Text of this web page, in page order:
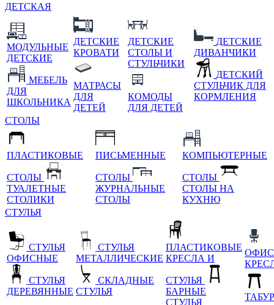
ДЕТСКАЯ
МОДУЛЬНЫЕ
ДЕТСКИЕ
МЕБЕЛЬ
ДЛЯ
ШКОЛЬНИКА
ДЕТСКИЕ
КРОВАТИ
МАТРАСЫ
ДЛЯ
ДЕТЕЙ
ДЕТСКИЕ
СТОЛЫ И
СТУЛЬЧИКИ
КОМОДЫ
ДЛЯ ДЕТЕЙ
ДЕТСКИЕ
ДИВАНЧИКИ
ДЕТСКИЙ
СТУЛЬЧИК ДЛЯ
КОРМЛЕНИЯ
СТОЛЫ
ПЛАСТИКОВЫЕ
СТОЛЫ
ТУАЛЕТНЫЕ
СТОЛИКИ
ПИСЬМЕННЫЕ
СТОЛЫ
ЖУРНАЛЬНЫЕ
СТОЛЫ
КОМПЬЮТЕРНЫЕ
СТОЛЫ
СТОЛЫ НА
КУХНЮ
СТУЛЬЯ
СТУЛЬЯ
ОФИСНЫЕ
СТУЛЬЯ
ДЕРЕВЯННЫЕ
СТУЛЬЯ
МЕТАЛЛИЧЕСКИЕ
СКЛАДНЫЕ
СТУЛЬЯ
ПЛАСТИКОВЫЕ
КРЕСЛА И
СТУЛЬЯ
БАРНЫЕ
СТУЛЬЯ